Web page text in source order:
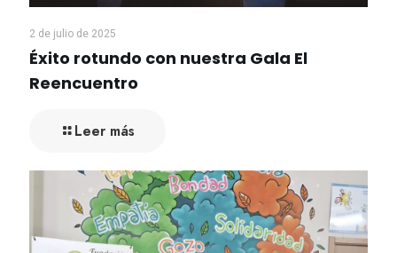
2 de julio de 2025
Éxito rotundo con nuestra Gala El
Reencuentro
Leer más